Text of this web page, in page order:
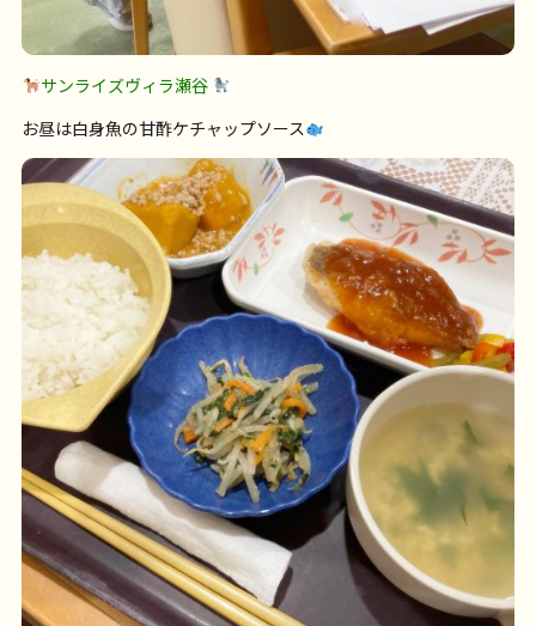
サンライズヴィラ瀬谷
お昼は白身魚の甘酢ケチャップソース